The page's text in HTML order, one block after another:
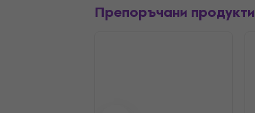
Препоръчани продукти